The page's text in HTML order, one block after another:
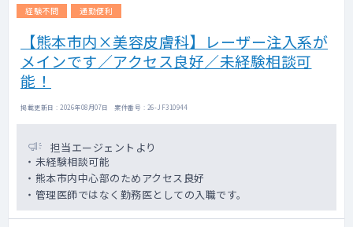
経験不問
通勤便利
【熊本市内×美容皮膚科】レーザー注入系が
メインです／アクセス良好／未経験相談可
能！
掲載更新日 : 2026年08月07日 案件番号 : 26-JF310944
担当エージェントより
・未経験相談可能
・熊本市内中心部のためアクセス良好
・管理医師ではなく勤務医としての入職です。